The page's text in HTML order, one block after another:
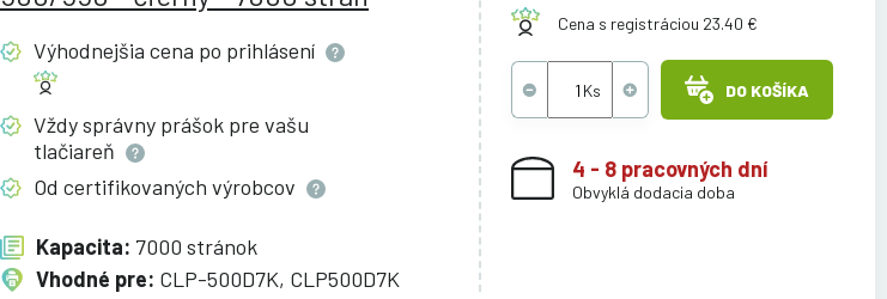
Výhodnejšia cena po prihlásení
Vždy správny prášok pre vašu
tlačiareň
Od certifikovaných výrobcov
Kapacita: 7000 stránok
Vhodné pre: CLP-500D7K, CLP500D7K
Cena s registráciou 23.40 €
DO KOŠÍKA
4 - 8 pracovných dní
Obvyklá dodacia doba